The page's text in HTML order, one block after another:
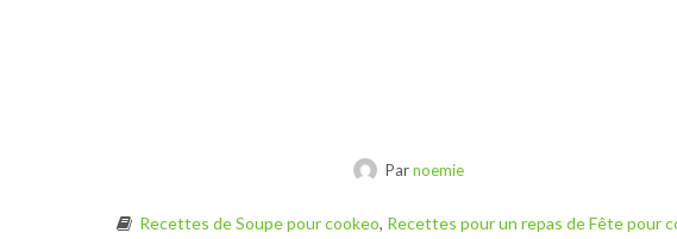
Parnoemie
Recettes de Soupe pour cookeo, Recettes pour un repas de Fête pour